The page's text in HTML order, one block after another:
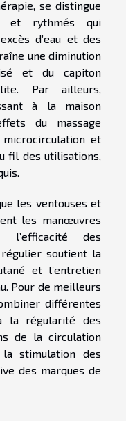
se distingue
et rythmés qui
d’eau et des
une diminution
et du capiton
Par ailleurs,
à la maison
du massage
et
fil des utilisations,
les ventouses et
les manœuvres
l’efficacité des
soutient la
et l’entretien
Pour de meilleurs
différentes
la régularité des
de la circulation
la stimulation des
des marques de